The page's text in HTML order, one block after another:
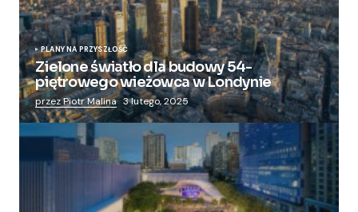
PLANY NA PRZYSZŁOŚĆ
Zielone światło dla budowy 54-
piętrowego wieżowca w Londynie
przez Piotr Malina 3 lutego, 2025